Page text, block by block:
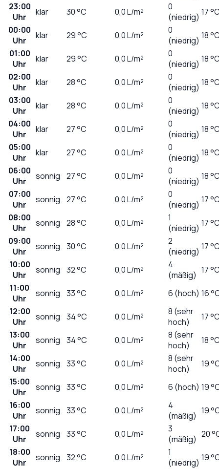
23:00
Uhr
klar 30°C 0,0L/m²
0
(niedrig) 17
00:00
Uhr
klar 29°C 0,0L/m²
0
(niedrig) 18
01:00
Uhr
klar 29°C 0,0L/m²
0
(niedrig) 18
02:00
Uhr
klar 28°C 0,0L/m²
0
(niedrig) 18
03:00
Uhr
klar 28°C 0,0L/m²
0
(niedrig) 18
04:00
Uhr
klar 27°C 0,0L/m²
0
(niedrig) 18
05:00
Uhr
klar 27°C 0,0L/m²
0
(niedrig) 18
06:00
Uhr
sonnig 27°C 0,0L/m²
0
(niedrig) 18
07:00
Uhr
sonnig 27°C 0,0L/m²
0
(niedrig) 17
08:00
Uhr
sonnig 28°C 0,0L/m²
1
(niedrig) 17
09:00
Uhr
sonnig 30°C 0,0L/m²
2
(niedrig) 17
10:00
Uhr
sonnig 32°C 0,0L/m²
4
(mäßig) 17
11:00
Uhr
sonnig 33°C 0,0L/m² 6 (hoch) 16
12:00
Uhr
sonnig 34°C 0,0L/m²
8 (sehr
hoch)
17
13:00
Uhr
sonnig 34°C 0,0L/m²
8 (sehr
hoch)
18
14:00
Uhr
sonnig 33°C 0,0L/m²
8 (sehr
hoch)
19
15:00
Uhr
sonnig 33°C 0,0L/m² 6 (hoch) 19
16:00
Uhr
sonnig 33°C 0,0L/m²
4
(mäßig) 19
17:00
Uhr
sonnig 33°C 0,0L/m²
3
(mäßig) 20
18:00
Uhr
sonnig 32°C 0,0L/m²
1
(niedrig) 19